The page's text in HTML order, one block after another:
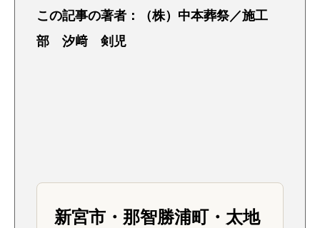
この記事の著者：（株）中本葬祭／施工
部 汐﨑 剣児
新宮市・那智勝浦町・太地